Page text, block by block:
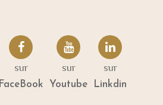
sur
FaceBook
sur
Youtube
sur
Linkdin